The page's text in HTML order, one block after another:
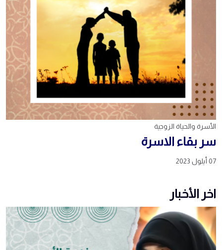
الأسرة والحياة الزوجية
سر بقاء الاسرة
07 أيلول 2023
اخر الأخبار